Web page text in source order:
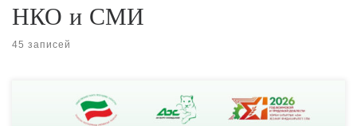
НКО и СМИ
45 записей